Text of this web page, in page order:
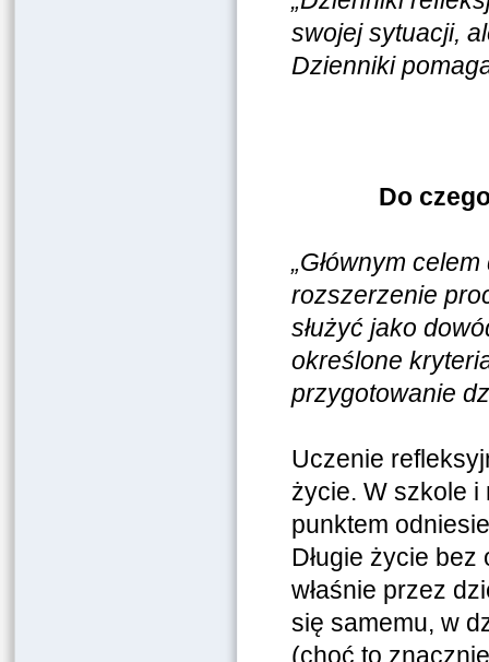
swojej sytuacji,
Dzienniki
Do
„Głównym
rozszerzenie
służyć jako
określone
przygotowanie
Uczenie
życie. W szkole i
punktem
Długie życie
właśnie przez
się samemu, w
(choć to